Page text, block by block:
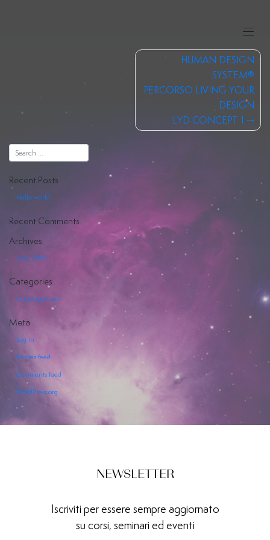
Human
Iniziatiche
Registri
Akashici
EVENTI
SERVIZI
OFFERTI
HUMAN DESIGN
SYSTEM®
PERCORSO LIVING YOUR
DESIGN
LYD CONCEPT 1
Recent Posts
Hello world!
Recent Comments
Archives
June 2018
Categories
Uncategorized
Meta
Log in
Entries feed
Comments feed
WordPress.org
NEWSLETTER
Iscriviti per essere sempre aggiornato
su corsi, seminari ed eventi